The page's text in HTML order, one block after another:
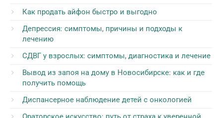
Как продать айфон быстро и выгодно
Депрессия: симптомы, причины и подходы к
лечению
СДВГ у взрослых: симптомы, диагностика и лечение
Вывод из запоя на дому в Новосибирске: как и где
получить помощь
Диспансерное наблюдение детей с онкологией